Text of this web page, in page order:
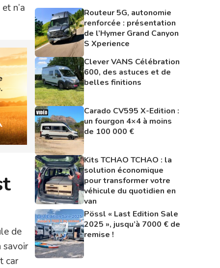
n’a
de
savoir
car
Routeur 5G, autonomie
renforcée : présentation
de l’Hymer Grand Canyon
S Xperience
Clever VANS Célébration
600, des astuces et de
belles finitions
Carado CV595 X-Edition :
un fourgon 4×4 à moins
de 100 000 €
Kits TCHAO TCHAO : la
solution économique
pour transformer votre
véhicule du quotidien en
van
Pössl « Last Edition Sale
2025 », jusqu’à 7000 € de
remise !